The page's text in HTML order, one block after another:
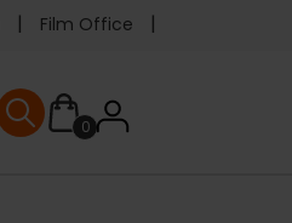
Film Office
0User
User menu